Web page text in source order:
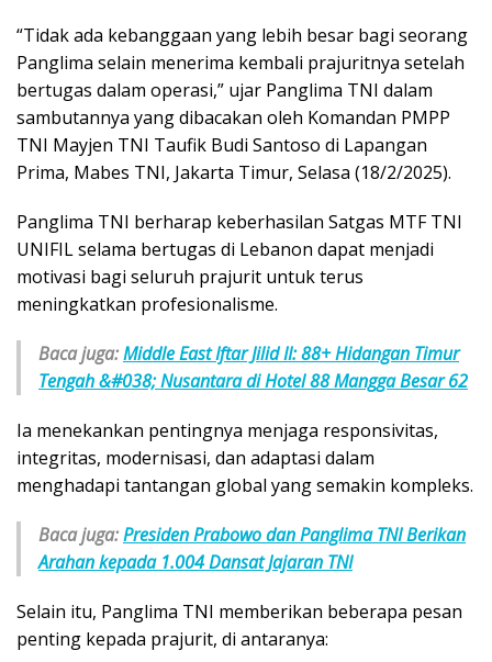
“Tidak ada kebanggaan yang lebih besar bagi seorang
Panglima selain menerima kembali prajuritnya setelah
bertugas dalam operasi,” ujar Panglima TNI dalam
sambutannya yang dibacakan oleh Komandan PMPP
TNI Mayjen TNI Taufik Budi Santoso di Lapangan
Prima, Mabes TNI, Jakarta Timur, Selasa (18/2/2025).
Panglima TNI berharap keberhasilan Satgas MTF TNI
UNIFIL selama bertugas di Lebanon dapat menjadi
motivasi bagi seluruh prajurit untuk terus
meningkatkan profesionalisme.
Baca juga:Middle East Iftar Jilid II: 88+ Hidangan Timur
Tengah &#038; Nusantara di Hotel 88 Mangga Besar 62
Ia menekankan pentingnya menjaga responsivitas,
integritas, modernisasi, dan adaptasi dalam
menghadapi tantangan global yang semakin kompleks.
Baca juga:Presiden Prabowo dan Panglima TNI Berikan
Arahan kepada 1.004 Dansat Jajaran TNI
Selain itu, Panglima TNI memberikan beberapa pesan
penting kepada prajurit, di antaranya: